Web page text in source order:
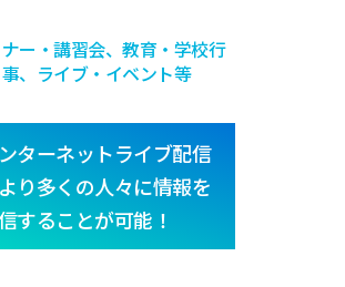
ー・講習会、教育・学校行
事、ライブ・イベント等
ターネットライブ配信
り多くの人々に情報を
することが可能！